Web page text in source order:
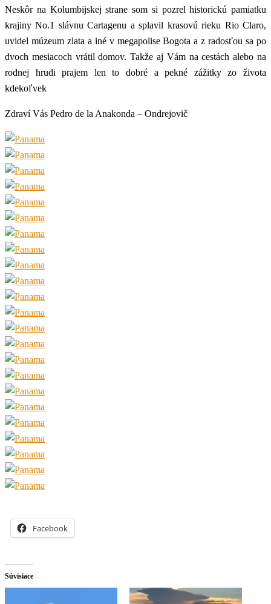
Neskôr na Kolumbijskej strane som si pozrel historickú pamiatku
krajiny No.1 slávnu Cartagenu a splavil krasovú rieku Rio Claro,
uvidel múzeum zlata a iné v megapolise Bogota a z radosťou sa po
dvoch mesiacoch vrátil domov. Takže aj Vám na cestách alebo na
rodnej hrudi prajem len to dobré a pekné zážitky zo života
kdekoľvek
Zdraví Vás Pedro de la Anakonda – Ondrejovič
Facebook
Súvisiace